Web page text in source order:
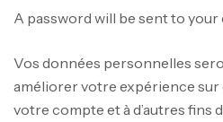
A password will be sent to your
Vos données personnelles
améliorer votre expérience sur
votre compte et à d’autres fins